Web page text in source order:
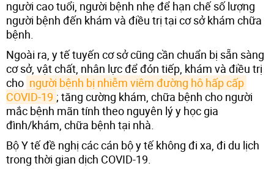
người cao tuổi, người bệnh nhẹ để hạn chế số lượng
người bệnh đến khám và điều trị tại cơ sở khám chữa
bệnh.
Ngoài ra, y tế tuyến cơ sở cũng cần chuẩn bị sẵn sàng
cơ sở, vật chất, nhân lực để đón tiếp, khám và điều trị
cho người bệnh bị nhiễm viêm đường hô hấp cấp
COVID-19 ; tăng cường khám, chữa bệnh cho người
mắc bệnh mãn tính theo nguyên lý y học gia
đình/khám, chữa bệnh tại nhà.
Bộ Y tế đề nghị các cán bộ y tế không đi xa, đi du lịch
trong thời gian dịch COVID-19.